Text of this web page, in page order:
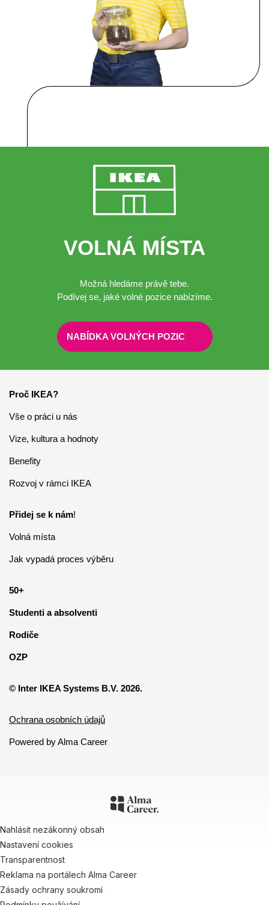
VOLNÁ MÍSTA
Možná hledáme právě tebe.
Podívej se, jaké volné pozice nabízíme.
NABÍDKA VOLNÝCH POZIC
© Inter IKEA Systems B.V. 2026.
Ochrana osobních údajů
Powered by Alma Career
Proč IKEA?
Vše o práci u nás
Vize, kultura a hodnoty
Benefity
Rozvoj v rámci IKEA
Přidej se k nám!
Volná místa
Jak vypadá proces výběru
50+
Studenti a absolventi
Rodiče
OZP
Nahlásit nezákonný obsah
Nastavení cookies
Transparentnost
Reklama na portálech Alma Career
Zásady ochrany soukromí